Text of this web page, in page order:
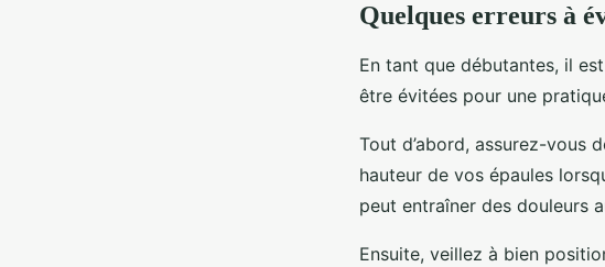
Quelques erreurs à
En tant que débutantes, il
être évitées pour une
Tout d’abord, assurez-vous
hauteur de vos épaules
peut entraîner des douleurs
Ensuite, veillez à bien